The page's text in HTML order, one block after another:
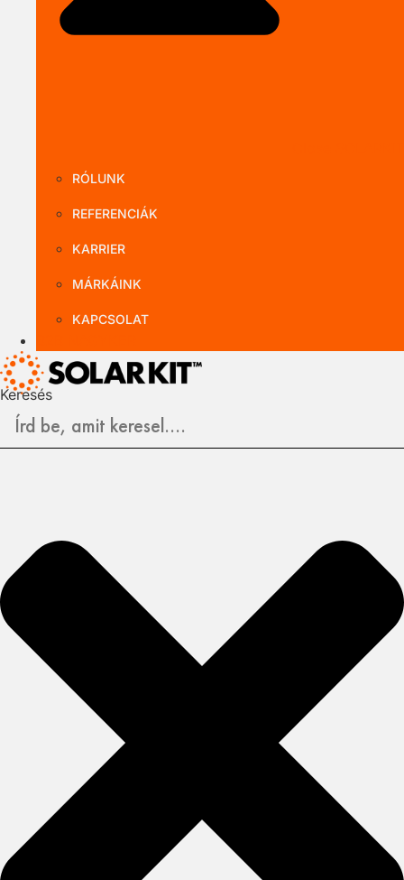
RÓLUNK
REFERENCIÁK
KARRIER
MÁRKÁINK
KAPCSOLAT
Keresés